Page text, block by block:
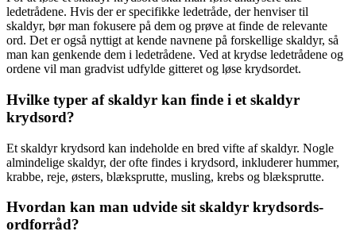
ledetrådene. Hvis der er specifikke ledetråde, der henviser til
skaldyr, bør man fokusere på dem og prøve at finde de relevante
ord. Det er også nyttigt at kende navnene på forskellige skaldyr, så
man kan genkende dem i ledetrådene. Ved at krydse ledetrådene og
ordene vil man gradvist udfylde gitteret og løse krydsordet.
Hvilke typer af skaldyr kan finde i et skaldyr
krydsord?
Et skaldyr krydsord kan indeholde en bred vifte af skaldyr. Nogle
almindelige skaldyr, der ofte findes i krydsord, inkluderer hummer,
krabbe, reje, østers, blæksprutte, musling, krebs og blæksprutte.
Hvordan kan man udvide sit skaldyr krydsords-
ordforråd?